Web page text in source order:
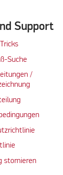
Support
Suche
/
stornieren